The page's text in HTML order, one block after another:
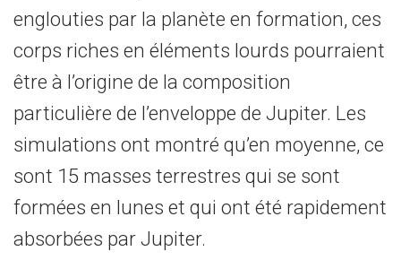
englouties par la planète en formation, ces
corps riches en éléments lourds pourraient
être à l’origine de la composition
particulière de l’enveloppe de Jupiter. Les
simulations ont montré qu’en moyenne, ce
sont 15 masses terrestres qui se sont
formées en lunes et qui ont été rapidement
absorbées par Jupiter.